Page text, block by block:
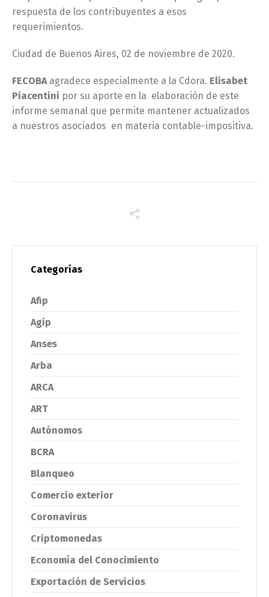
respuesta de los contribuyentes a esos
requerimientos.
Ciudad de Buenos Aires, 02 de noviembre de 2020.
FECOBA agradece especialmente a la Cdora. Elisabet
Piacentini por su aporte en la elaboración de este
informe semanal que permite mantener actualizados
a nuestros asociados en materia contable-impositiva.
Categorías
Afip
Agip
Anses
Arba
ARCA
ART
Autónomos
BCRA
Blanqueo
Comercio exterior
Coronavirus
Criptomonedas
Economía del Conocimiento
Exportación de Servicios